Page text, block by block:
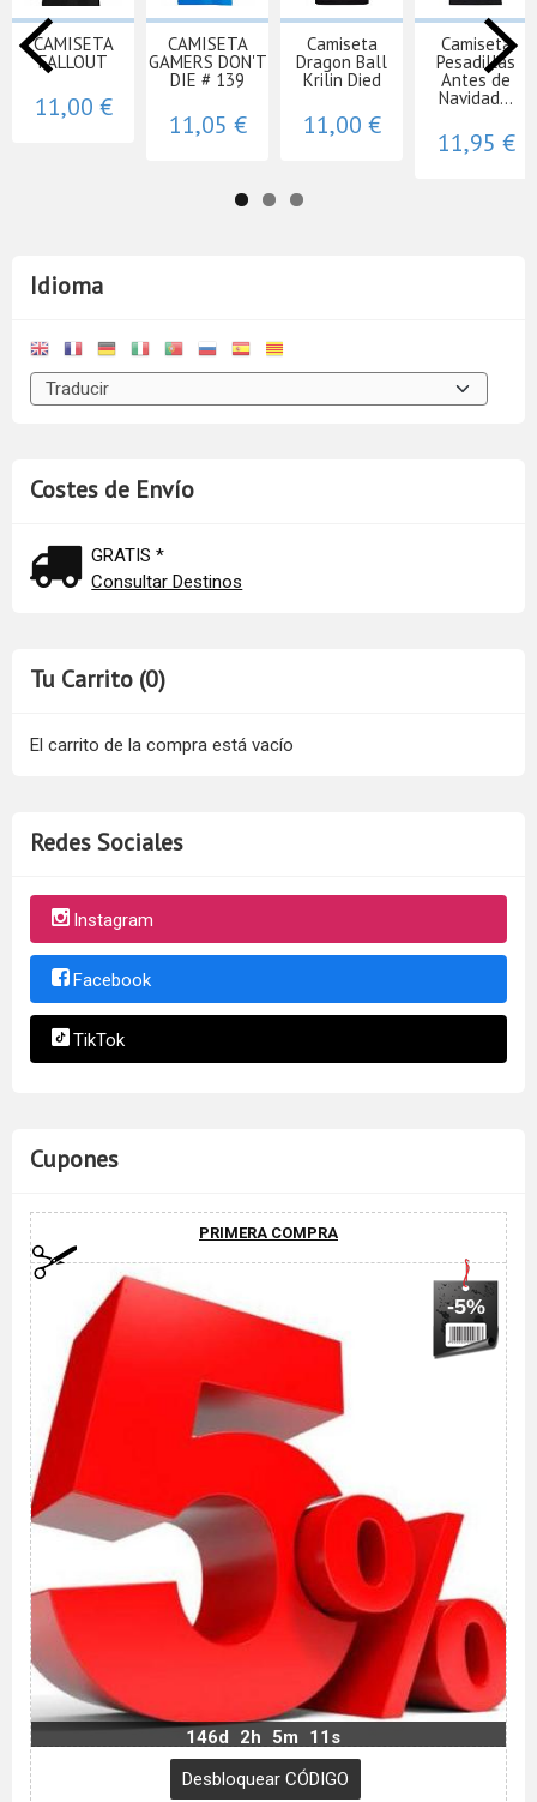
Idioma
Costes de Envío
GRATIS *
Consultar Destinos
Tu Carrito (0)
El carrito de la compra está vacío
Redes Sociales
Instagram
Facebook
TikTok
Cupones
PRIMERA COMPRA
-5%
146d 2h 5m 10s
CAMISETA
FALLOUT
11,00 €
CAMISETA
GAMERS DON'T
DIE # 139
11,05 €
Camiseta
Dragon Ball
Krilin Died
11,00 €
Camiseta
Pesadillas
Antes de
Navidad...
11,95 €